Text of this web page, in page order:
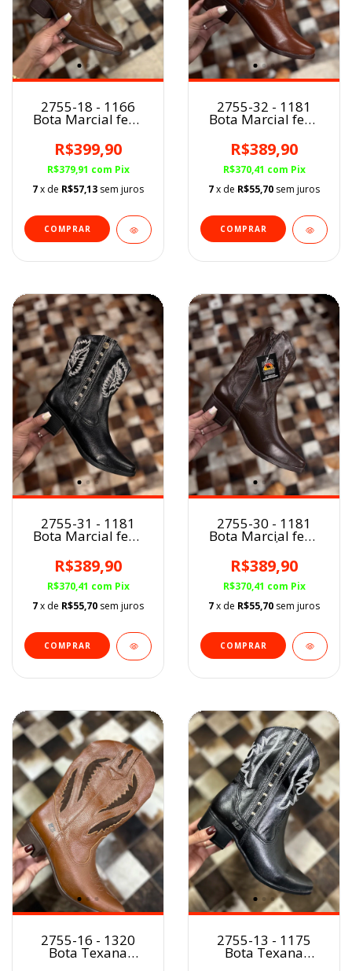
2755-18 - 1166
Bota Marcial fem.
R$399,90
R$379,91 com Pix
7x de R$57,13 sem juros
COMPRAR
2755-32 - 1181
Bota Marcial fem.
R$389,90
R$370,41 com Pix
7x de R$55,70 sem juros
COMPRAR
2755-31 - 1181
Bota Marcial fem.
R$389,90
R$370,41 com Pix
7x de R$55,70 sem juros
COMPRAR
2755-30 - 1181
Bota Marcial fem.
CAFÉ
R$389,90
R$370,41 com Pix
7x de R$55,70 sem juros
COMPRAR
2755-16 - 1320
Bota Texana
2755-13 - 1175
Bota Texana